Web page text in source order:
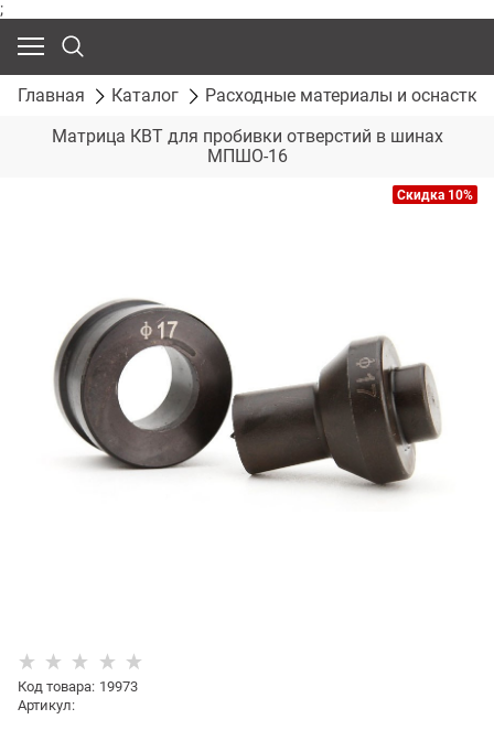
;
Главная Каталог
Расходные материалы и оснастка
Матрица КВТ для пробивки отверстий в шинах
МПШО-16
Скидка 10%
Код товара: 19973
Артикул: